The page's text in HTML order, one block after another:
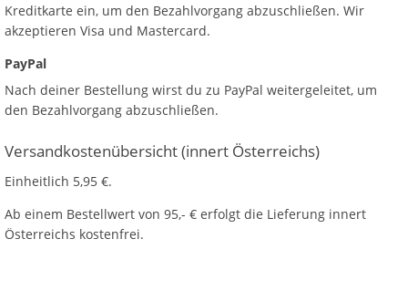
Kreditkarte ein, um den Bezahlvorgang abzuschließen. Wir
akzeptieren Visa und Mastercard.
PayPal
Nach deiner Bestellung wirst du zu PayPal weitergeleitet, um
den Bezahlvorgang abzuschließen.
Versandkostenübersicht (innert Österreichs)
Einheitlich 5,95 €.
Ab einem Bestellwert von 95,- € erfolgt die Lieferung innert
Österreichs kostenfrei.